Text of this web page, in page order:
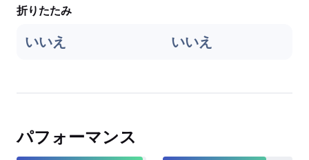
折りたたみ
いいえ いいえ
パフォーマンス